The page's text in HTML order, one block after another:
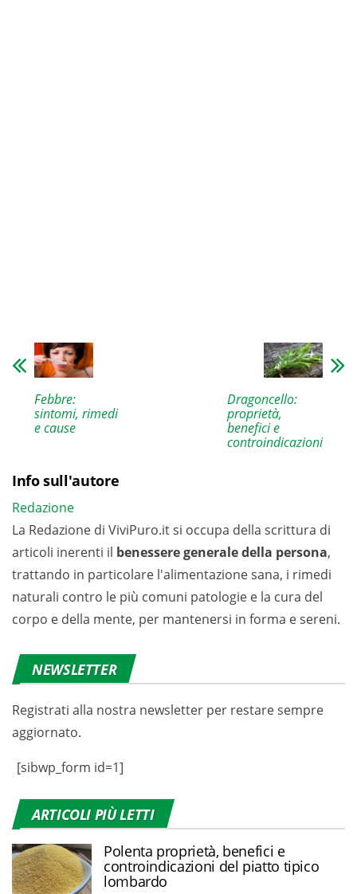
Febbre:
sintomi, rimedi
e cause
Dragoncello:
proprietà,
benefici e
controindicazioni
Info sull'autore
Redazione
La Redazione di ViviPuro.it si occupa della scrittura di
articoli inerenti il benessere generale della persona,
trattando in particolare l'alimentazione sana, i rimedi
naturali contro le più comuni patologie e la cura del
corpo e della mente, per mantenersi in forma e sereni.
NEWSLETTER
Registrati alla nostra newsletter per restare sempre
aggiornato.
[sibwp_form id=1]
ARTICOLI PIÙ LETTI
Polenta proprietà, benefici e
controindicazioni del piatto tipico
lombardo